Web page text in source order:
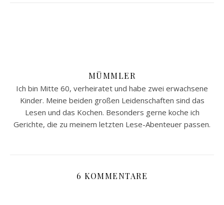
MÜMMLER
Ich bin Mitte 60, verheiratet und habe zwei erwachsene
Kinder. Meine beiden großen Leidenschaften sind das
Lesen und das Kochen. Besonders gerne koche ich
Gerichte, die zu meinem letzten Lese-Abenteuer passen.
6 KOMMENTARE